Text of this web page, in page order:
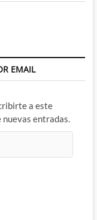
EMAIL
a este
entradas.